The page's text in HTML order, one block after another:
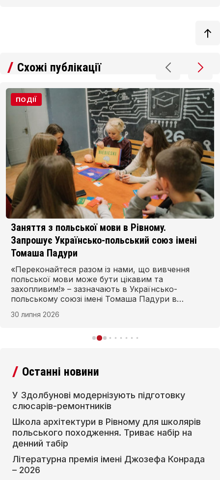
Схожі публікації
ПОДІЇ
Заняття з польської мови в Рівному.
Запрошує Українсько-польський союз імені
Томаша Падури
«Переконайтеся разом із нами, що вивчення
польської мови може бути цікавим та
захопливим!» – зазначають в Українсько-
польському союзі імені Томаша Падури в
мови в новому навчальному році. Запис
30 липня 2026
Останні новини
У Здолбунові модернізують підготовку
слюсарів-ремонтників
Школа архітектури в Рівному для школярів
польського походження. Триває набір на
денний табір
Літературна премія імені Джозефа Конрада
– 2026